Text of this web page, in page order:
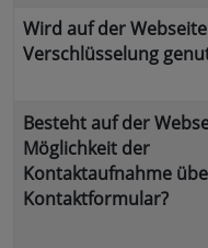
Wird auf der Webseite
Verschlüsselung
Besteht auf der
Möglichkeit der
Kontaktaufnahme
Kontaktformular?